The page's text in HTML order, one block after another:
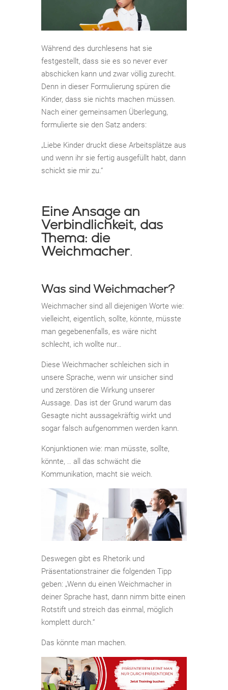
Während des durchlesens hat sie
festgestellt, dass sie es so never ever
abschicken kann und zwar völlig zurecht.
Denn in dieser Formulierung spüren die
Kinder, dass sie nichts machen müssen.
Nach einer gemeinsamen Überlegung,
formulierte sie den Satz anders:
„Liebe Kinder druckt diese Arbeitsplätze aus
und wenn ihr sie fertig ausgefüllt habt, dann
schickt sie mir zu.“
Eine Ansage an
Verbindlichkeit, das
Thema: die
Weichmacher.
Was sind Weichmacher?
Weichmacher sind all diejenigen Worte wie:
vielleicht, eigentlich, sollte, könnte, müsste
man gegebenenfalls, es wäre nicht
schlecht, ich wollte nur…
Diese Weichmacher schleichen sich in
unsere Sprache, wenn wir unsicher sind
und zerstören die Wirkung unserer
Aussage. Das ist der Grund warum das
Gesagte nicht aussagekräftig wirkt und
sogar falsch aufgenommen werden kann.
Konjunktionen wie: man müsste, sollte,
könnte, .. all das schwächt die
Kommunikation, macht sie weich.
Deswegen gibt es Rhetorik und
Präsentationstrainer die folgenden Tipp
geben: „Wenn du einen Weichmacher in
deiner Sprache hast, dann nimm bitte einen
Rotstift und streich das einmal, möglich
komplett durch.“
Das könnte man machen.